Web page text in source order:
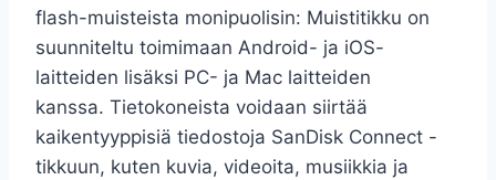
flash-muisteista monipuolisin: Muistitikku on
suunniteltu toimimaan Android- ja iOS-
laitteiden lisäksi PC- ja Mac laitteiden
kanssa. Tietokoneista voidaan siirtää
kaikentyyppisiä tiedostoja SanDisk Connect -
tikkuun, kuten kuvia, videoita, musiikkia ja